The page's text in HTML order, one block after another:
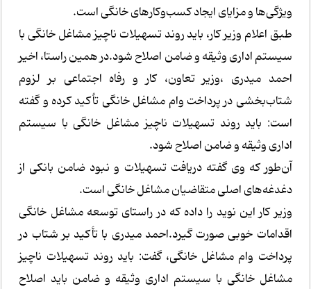
ویژگی‌ها و مزایای ایجاد کسب‌وکارهای خانگی است.
طبق اعلام وزیر کار، باید روند تسهیلات ناچیز مشاغل خانگی با
سیستم اداری وثیقه و ضامن اصلاح شود.در همین راستا، اخیر
احمد میدری ،وزیر تعاون، کار و رفاه اجتماعی بر لزوم
شتاب‌بخشی در پرداخت وام مشاغل خانگی تأکید کرده و گفته
است: باید روند تسهیلات ناچیز مشاغل خانگی با سیستم
اداری وثیقه و ضامن اصلاح شود.
آن‌طور که وی گفته دریافت تسهیلات و نبود ضامن بانکی از
دغدغه‌های اصلی متقاضیان مشاغل خانگی است.
وزیر کار این نوید را داده که در راستای توسعه مشاغل خانگی
اقدامات خوبی صورت گیرد.احمد میدری با تأکید بر شتاب در
پرداخت وام مشاغل خانگی، گفت: باید روند تسهیلات ناچیز
مشاغل خانگی با سیستم اداری وثیقه و ضامن باید اصلاح